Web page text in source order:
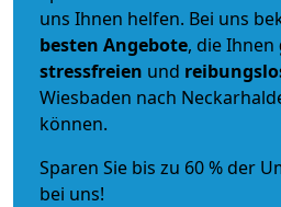
uns Ihnen helfen. Bei uns
besten Angebote, die Ihnen
stressfreien und
Wiesbaden nach
können.
Sparen Sie bis zu 60 % der
bei uns!